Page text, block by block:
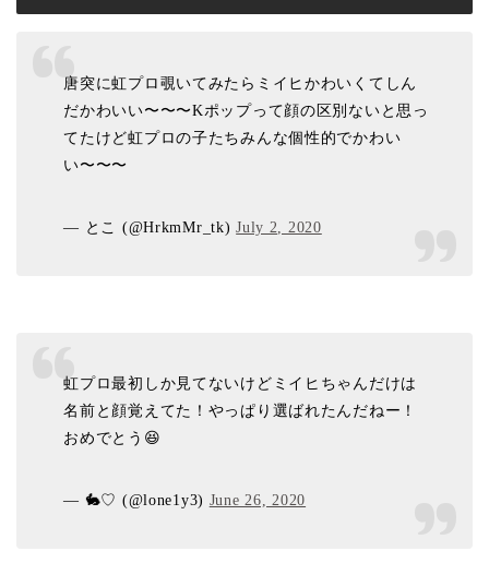
唐突に虹プロ覗いてみたらミイヒかわいくてしん
だかわいい〜〜〜Kポップって顔の区別ないと思っ
てたけど虹プロの子たちみんな個性的でかわい
い〜〜〜
— とこ (@HrkmMr_tk)July 2, 2020
虹プロ最初しか見てないけどミイヒちゃんだけは
名前と顔覚えてた！やっぱり選ばれたんだねー！
おめでとう😆
— 🐇♡ (@lone1y3) June 26, 2020